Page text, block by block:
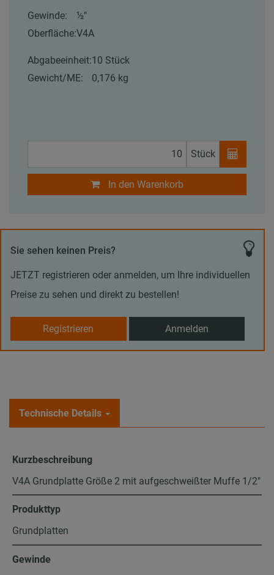
Gewinde:
½″
Oberfläche:V4A
Abgabeeinheit:10 Stück
Gewicht/ME:
0,176 kg
Stück
In den Warenkorb
Sie sehen keinen Preis?
JETZT registrieren oder anmelden, um Ihre individuellen
Preise zu sehen und direkt zu bestellen!
Registrieren Anmelden
Technische Details
Kurzbeschreibung
V4A Grundplatte Größe 2 mit aufgeschweißter Muffe 1/2"
Produkttyp
Grundplatten
Gewinde